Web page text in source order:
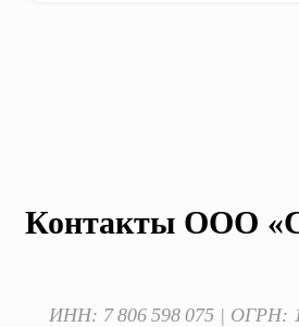
Контакты ООО
ИНН: 7 806 598 075 | ОГРН: 1